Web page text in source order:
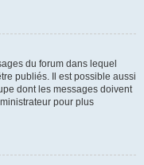
du forum dans lequel
publiés. Il est possible aussi
dont les messages doivent
pour plus